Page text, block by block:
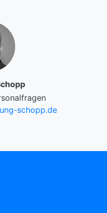
schopp.de